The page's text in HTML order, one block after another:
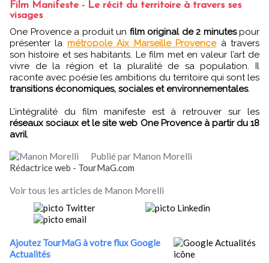
Film Manifeste - Le récit du territoire à travers ses
visages
One Provence a produit un film original de 2 minutespour
présenter la métropole Aix Marseille Provenceà travers
son histoire et ses habitants. Le film met en valeur l’art de
vivre de la région et la pluralité de sa population. Il
raconte avec poésie les ambitions du territoire qui sont les
transitions économiques, sociales et environnementales.
L’intégralité du film manifeste est à retrouver sur les
réseaux sociaux et le site web One Provence à partir du 18
avril.
Publié par Manon Morelli
Rédactrice web - TourMaG.com
Voir tous les articles de Manon Morelli
Ajoutez TourMaG à votre flux Google
Actualités